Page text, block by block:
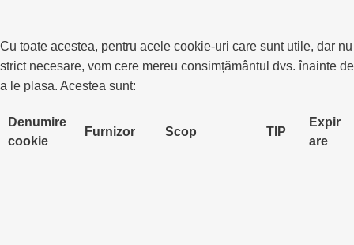
Cu toate acestea, pentru acele cookie-uri care sunt utile, dar nu
strict necesare, vom cere mereu consimțământul dvs. înainte de
a le plasa. Acestea sunt:
Denumire
cookie
Furnizor Scop TIP
Expir
are